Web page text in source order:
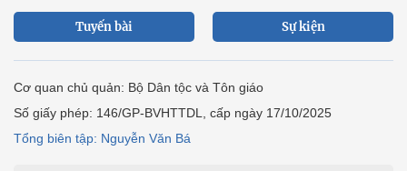
Tuyến bài Sự kiện
Cơ quan chủ quản: Bộ Dân tộc và Tôn giáo
Số giấy phép: 146/GP-BVHTTDL, cấp ngày 17/10/2025
Tổng biên tập: Nguyễn Văn Bá